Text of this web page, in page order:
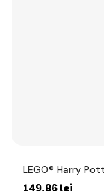
LEGO® Harry
149,86 lei